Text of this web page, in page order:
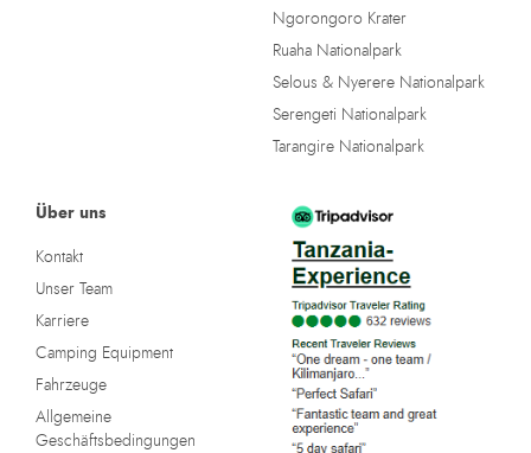
Ngorongoro Krater
Ruaha Nationalpark
Selous & Nyerere Nationalpark
Serengeti Nationalpark
Tarangire Nationalpark
Über uns
Kontakt
Unser Team
Karriere
Camping Equipment
Fahrzeuge
Allgemeine
Geschäftsbedingungen